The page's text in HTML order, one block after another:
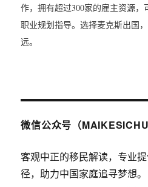
作，拥有超过300家的雇主资源
职业规划指导。选择麦克斯出国
远。
微信公众号（
客观中正的移民解读，专业
径，助力中国家庭追寻梦想。